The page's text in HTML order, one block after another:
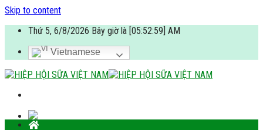
Skip to content
Thứ 5, 6/8/2026 Bây giờ là [05:52:59] AM
Vietnamese